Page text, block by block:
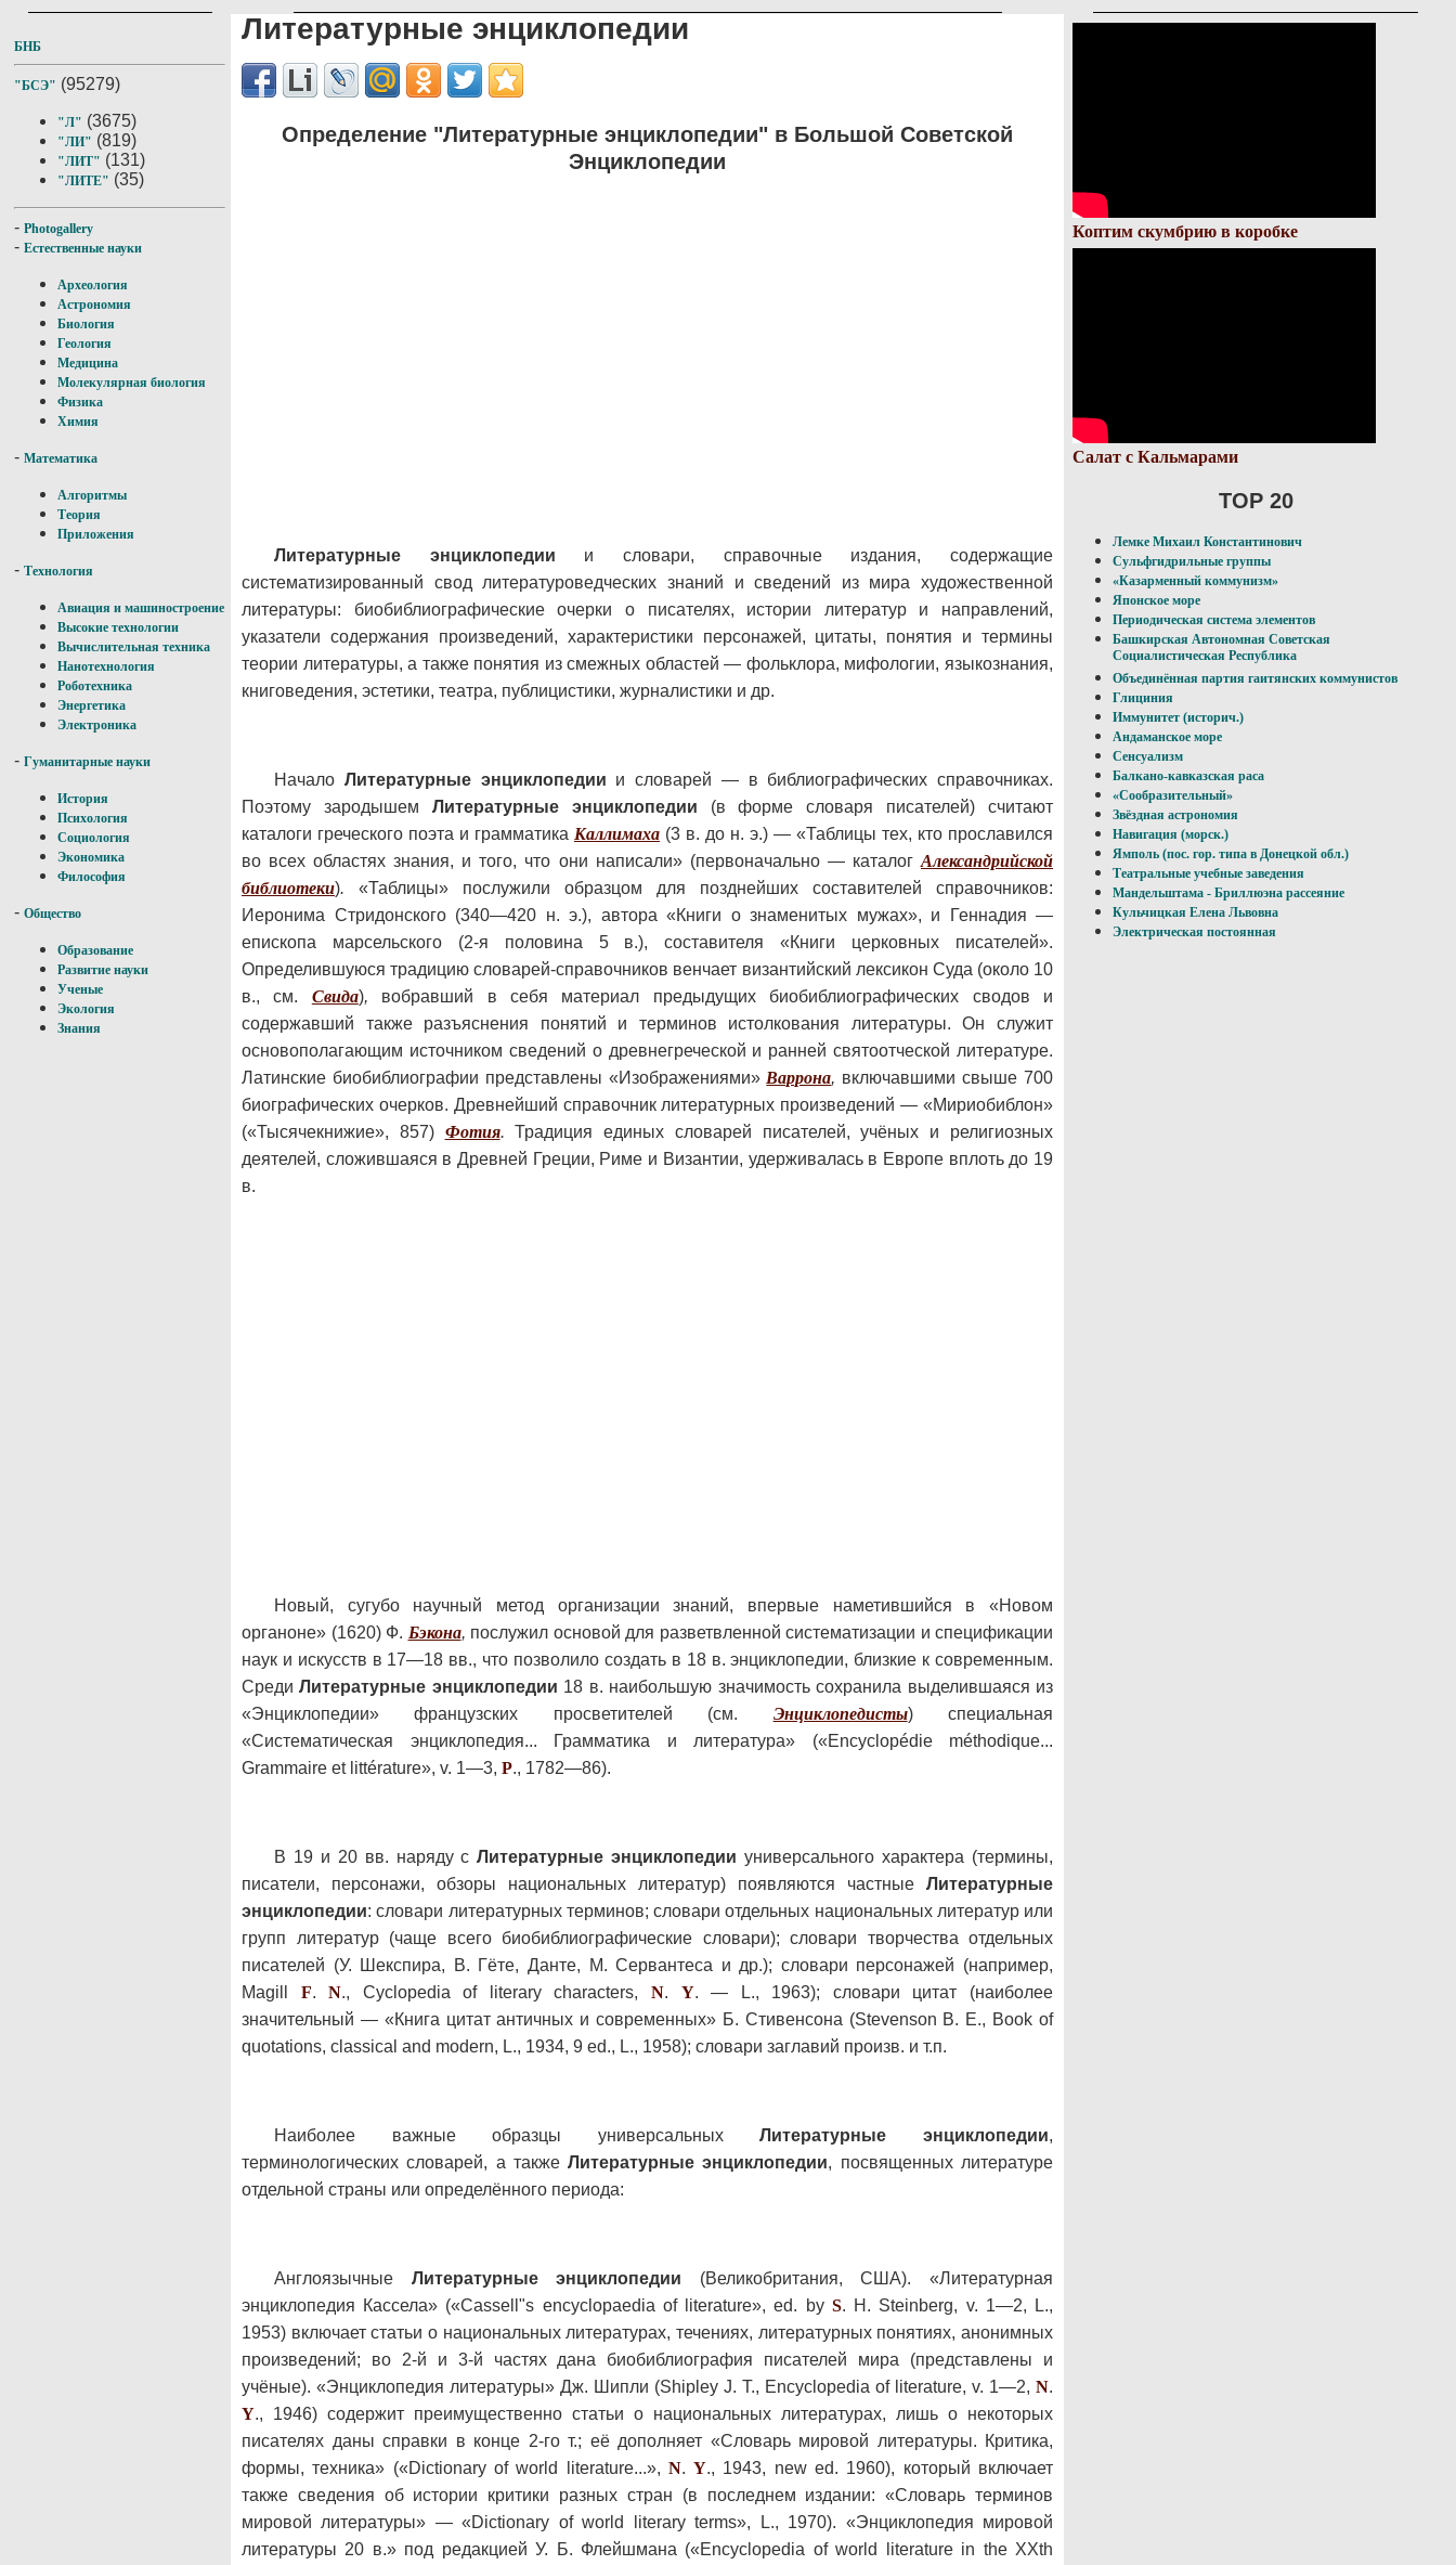
БНБ
"БСЭ" (95279)
"Л" (3675)
"ЛИ" (819)
"ЛИТ" (131)
"ЛИТЕ" (35)
- Photogallery
- Естественные науки
Археология
Астрономия
Биология
Геология
Медицина
Молекулярная биология
Физика
Химия
- Математика
Алгоритмы
Теория
Приложения
- Технология
Авиация и машиностроение
Высокие технологии
Вычислительная техника
Нанотехнология
Роботехника
Энергетика
Электроника
- Гуманитарные науки
История
Психология
Социология
Экономика
Философия
- Общество
Образование
Развитие науки
Ученые
Экология
Знания
Литературные энциклопедии
Определение "Литературные энциклопедии" в Большой Советской
Энциклопедии
Литературные энциклопедии и словари, справочные издания, содержащие
систематизированный свод литературоведческих знаний и сведений из мира художественной
литературы: биобиблиографические очерки о писателях, истории литератур и направлений,
указатели содержания произведений, характеристики персонажей, цитаты, понятия и термины
теории литературы, а также понятия из смежных областей — фольклора, мифологии, языкознания,
книговедения, эстетики, театра, публицистики, журналистики и др.
Начало Литературные энциклопедии и словарей — в библиографических справочниках.
Поэтому зародышем Литературные энциклопедии (в форме словаря писателей) считают
каталоги греческого поэта и грамматика Каллимаха (3 в. до н. э.) — «Таблицы тех, кто прославился
во всех областях знания, и того, что они написали» (первоначально — каталог Александрийской
библиотеки). «Таблицы» послужили образцом для позднейших составителей справочников:
Иеронима Стридонского (340—420 н. э.), автора «Книги о знаменитых мужах», и Геннадия —
епископа марсельского (2-я половина 5 в.), составителя «Книги церковных писателей».
Определившуюся традицию словарей-справочников венчает византийский лексикон Суда (около 10
в., см. Свида), вобравший в себя материал предыдущих биобиблиографических сводов и
содержавший также разъяснения понятий и терминов истолкования литературы. Он служит
основополагающим источником сведений о древнегреческой и ранней святоотческой литературе.
Латинские биобиблиографии представлены «Изображениями» Варрона, включавшими свыше 700
биографических очерков. Древнейший справочник литературных произведений — «Мириобиблон»
(«Тысячекнижие», 857) Фотия.Традиция единых словарей писателей, учёных и религиозных
деятелей, сложившаяся в Древней Греции, Риме и Византии, удерживалась в Европе вплоть до 19
в.
Новый, сугубо научный метод организации знаний, впервые наметившийся в «Новом
органоне» (1620) Ф. Бэкона, послужил основой для разветвленной систематизации и спецификации
наук и искусств в 17—18 вв., что позволило создать в 18 в. энциклопедии, близкие к современным.
СредиЛитературные энциклопедии 18 в. наибольшую значимость сохранила выделившаяся из
«Энциклопедии» французских просветителей (см. Энциклопедисты) специальная
«Систематическая энциклопедия... Грамматика и литература» («Encyclopédie méthodique...
Grammaire et littérature», v. 1—3, P., 1782—86).
В 19 и 20 вв. наряду сЛитературные энциклопедии универсального характера (термины,
писатели, персонажи, обзоры национальных литератур) появляются частные Литературные
энциклопедии: словари литературных терминов; словари отдельных национальных литератур или
групп литератур (чаще всего биобиблиографические словари); словари творчества отдельных
писателей (У. Шекспира, В. Гёте, Данте, М. Сервантеса и др.); словари персонажей (например,
Magill F.N., Cyclopedia of literary characters,N. Y. — L., 1963); словари цитат (наиболее
значительный — «Книга цитат античных и современных» Б. Стивенсона (Stevenson В. Е., Book of
quotations, classical and modern, L., 1934, 9 ed., L., 1958); словари заглавий произв. и т.п.
Наиболее важные образцы универсальныхЛитературные энциклопедии,
терминологических словарей, а такжеЛитературные энциклопедии, посвященных литературе
отдельной страны или определённого периода:
Англоязычные Литературные энциклопедии (Великобритания, США). «Литературная
энциклопедия Кассела» («Cassell"s encyclopaedia of literature», ed. by S. Н. Steinberg, v. 1—2, L.,
1953) включает статьи о национальных литературах, течениях, литературных понятиях, анонимных
произведений; во 2-й и 3-й частях дана биобиблиография писателей мира (представлены и
учёные). «Энциклопедия литературы» Дж. Шипли (Shipley J. Т., Encyclopedia of literature, v. 1—2, N.
Y., 1946) содержит преимущественно статьи о национальных литературах, лишь о некоторых
писателях даны справки в конце 2-го т.; её дополняет «Словарь мировой литературы. Критика,
формы, техника» («Dictionary of world literature...», N.Y., 1943, new ed. 1960), который включает
также сведения об истории критики разных стран (в последнем издании: «Словарь терминов
мировой литературы» — «Dictionary of world literary terms», L., 1970). «Энциклопедия мировой
литературы 20 в.» под редакцией У. Б. Флейшмана («Encyclopedia of world literature in the XXth
Коптим скумбрию в коробке
Салат с Кальмарами
TOP 20
Лемке Михаил Константинович
Сульфгидрильные группы
«Казарменный коммунизм»
Японское море
Периодическая система элементов
Башкирская Автономная Советская
Социалистическая Республика
Объединённая партия гаитянских коммунистов
Глициния
Иммунитет (историч.)
Андаманское море
Сенсуализм
Балкано-кавказская раса
«Сообразительный»
Звёздная астрономия
Навигация (морск.)
Ямполь (пос. гор. типа в Донецкой обл.)
Театральные учебные заведения
Мандельштама - Бриллюэна рассеяние
Кульчицкая Елена Львовна
Электрическая постоянная